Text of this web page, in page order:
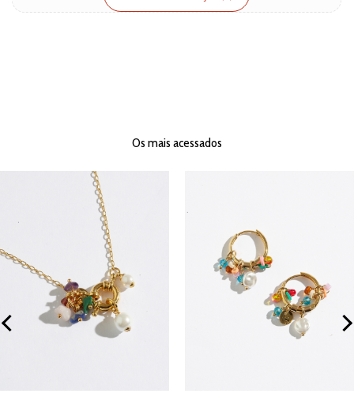
Os mais acessados